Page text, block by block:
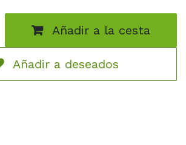
Añadir a la cesta
Añadir a deseados